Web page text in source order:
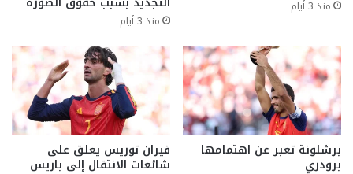
منذ 3 أيام
منذ 3 أيام
برشلونة تعبر عن اهتمامها
برودري
فيران توريس يعلق على
شائعات الانتقال إلى باريس